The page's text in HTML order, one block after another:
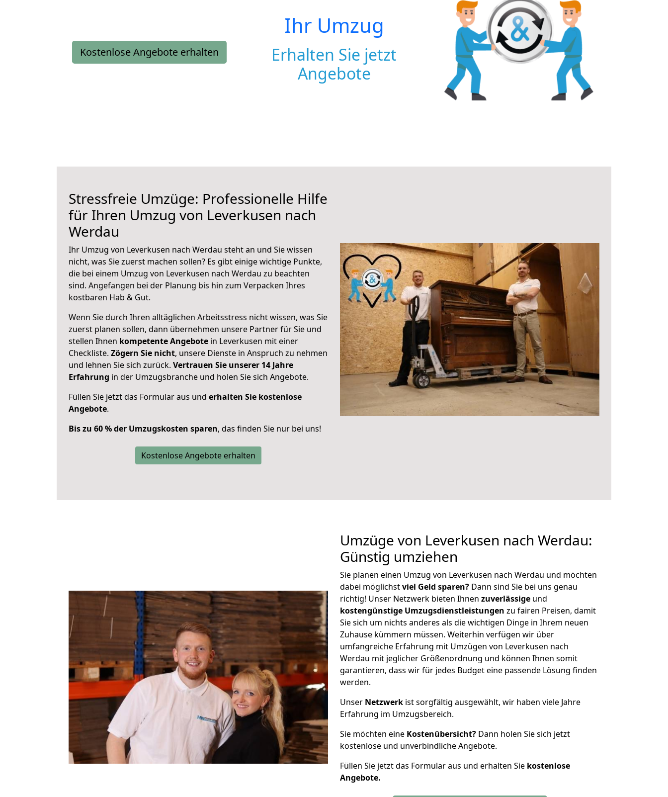
Kostenlose Angebote erhalten
Ihr Umzug
Erhalten Sie jetzt
Angebote
Stressfreie Umzüge: Professionelle Hilfe
für Ihren Umzug von Leverkusen nach
Werdau
Ihr Umzug von Leverkusen nach Werdau steht an und Sie wissen
nicht, was Sie zuerst machen sollen? Es gibt einige wichtige Punkte,
die bei einem Umzug von Leverkusen nach Werdau zu beachten
sind. Angefangen bei der Planung bis hin zum Verpacken Ihres
kostbaren Hab & Gut.
Wenn Sie durch Ihren alltäglichen Arbeitsstress nicht wissen, was Sie
zuerst planen sollen, dann übernehmen unsere Partner für Sie und
stellen Ihnen kompetente Angebote in Leverkusen mit einer
Checkliste. Zögern Sie nicht, unsere Dienste in Anspruch zu nehmen
und lehnen Sie sich zurück. Vertrauen Sie unserer 14 Jahre
Erfahrung in der Umzugsbranche und holen Sie sich Angebote.
Füllen Sie jetzt das Formular aus und erhalten Sie kostenlose
Angebote.
Bis zu 60 % der Umzugskosten sparen, das finden Sie nur bei uns!
Kostenlose Angebote erhalten
Umzüge von Leverkusen nach Werdau:
Günstig umziehen
Sie planen einen Umzug von Leverkusen nach Werdau und möchten
dabei möglichstviel Geld sparen? Dann sind Sie bei uns genau
richtig! Unser Netzwerk bieten Ihnen zuverlässige und
kostengünstige Umzugsdienstleistungen zu fairen Preisen, damit
Sie sich um nichts anderes als die wichtigen Dinge in Ihrem neuen
Zuhause kümmern müssen. Weiterhin verfügen wir über
umfangreiche Erfahrung mit Umzügen von Leverkusen nach
Werdau mit jeglicher Größenordnung und können Ihnen somit
garantieren, dass wir für jedes Budget eine passende Lösung finden
werden.
Unser Netzwerk ist sorgfältig ausgewählt, wir haben viele Jahre
Erfahrung im Umzugsbereich.
Sie möchten eine Kostenübersicht? Dann holen Sie sich jetzt
kostenlose und unverbindliche Angebote.
Füllen Sie jetzt das Formular aus und erhalten Sie kostenlose
Angebote.